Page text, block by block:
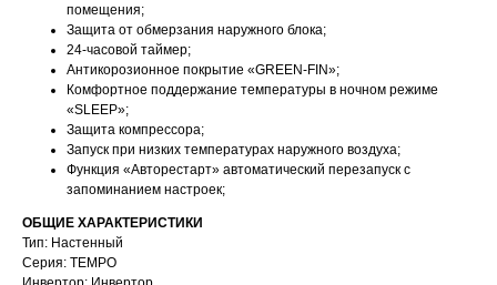
помещения;
Защита oт обмерзания наружного блока;
24-часовой таймер;
Антикорозионное покрытие «GREEN-FIN»;
Комфортное поддержание температуры в ночном режиме
«SLEEP»;
Защита компрессора;
Запуск при низких температурах наружного воздуха;
Функция «Авторестарт» автоматический перезапуск с
запоминанием настроек;
ОБЩИЕ ХАРАКТЕРИСТИКИ
Тип: Настенный
Серия: TEMPO